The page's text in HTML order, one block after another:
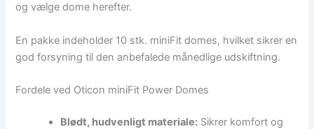
og vælge dome herefter.
En pakke indeholder 10 stk. miniFit domes, hvilket sikrer en
god forsyning til den anbefalede månedlige udskiftning.
Fordele ved Oticon miniFit Power Domes
Blødt, hudvenligt materiale: Sikrer komfort og